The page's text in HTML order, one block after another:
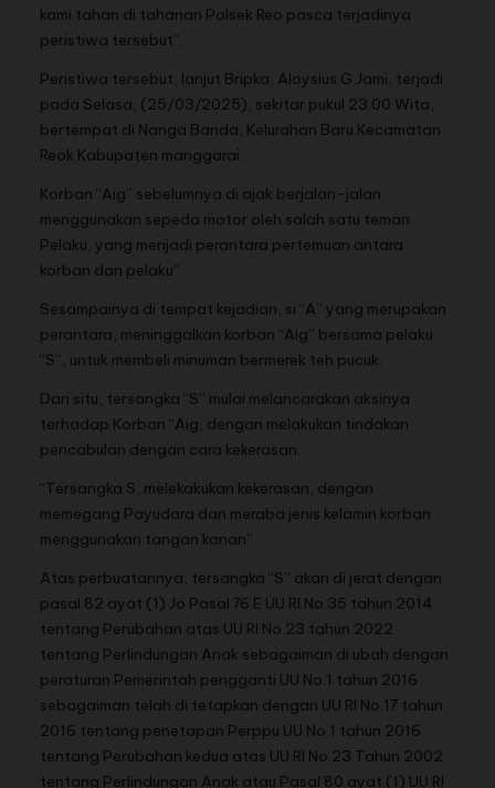
kami tahan di tahanan Polsek Reo pasca terjadinya
peristiwa tersebut”.
Peristiwa tersebut, lanjut Bripka, Aloysius G.Jami, terjadi
pada Selasa, (25/03/2025), sekitar pukul 23.00 Wita,
bertempat di Nanga Banda, Kelurahan Baru Kecamatan
Reok Kabupaten manggarai.
Korban “Aig” sebelumnya di ajak berjalan-jalan
menggunakan sepeda motor oleh salah satu teman
Pelaku, yang menjadi perantara pertemuan antara
korban dan pelaku”
Sesampainya di tempat kejadian, si “A” yang merupakan
perantara, meninggalkan korban “Aig” bersama pelaku
“S”, untuk membeli minuman bermerek teh pucuk.
Dari situ, tersangka “S” mulai melancarakan aksinya
terhadap Korban “Aig, dengan melakukan tindakan
pencabulan dengan cara kekerasan.
“Tersangka S, melekakukan kekerasan, dengan
memegang Payudara dan meraba jenis kelamin korban
menggunakan tangan kanan”
Atas perbuatannya, tersangka “S” akan di jerat dengan
pasal 82 ayat (1) Jo Pasal 76 E UU RI No.35 tahun 2014
tentang Perubahan atas UU RI No.23 tahun 2022
tentang Perlindungan Anak sebagaiman di ubah dengan
peraturan Pemerintah pengganti UU No.1 tahun 2016
sebagaiman telah di tetapkan dengan UU RI No.17 tahun
2016 tentang penetapan Perppu UU No 1 tahun 2016
tentang Perubahan kedua atas UU RI No.23 Tahun 2002
tentang Perlindungan Anak atau Pasal 80 ayat (1) UU RI